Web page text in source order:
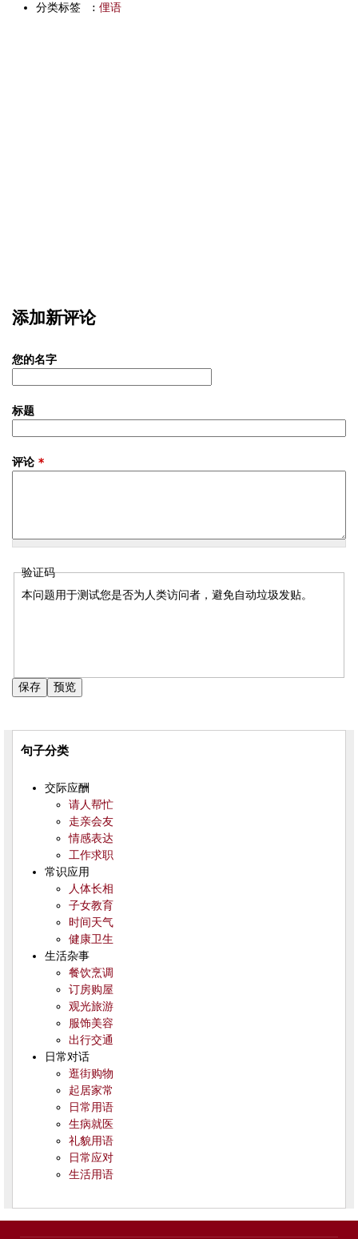
分类标签
: 俚语
添加新评论
您的名字
标题
评论 *
验证码
本问题用于测试您是否为人类访问者，避免自动垃圾发贴。
句子分类
交际应酬
请人帮忙
走亲会友
情感表达
工作求职
常识应用
人体长相
子女教育
时间天气
健康卫生
生活杂事
餐饮烹调
订房购屋
观光旅游
服饰美容
出行交通
日常对话
逛街购物
起居家常
日常用语
生病就医
礼貌用语
日常应对
生活用语